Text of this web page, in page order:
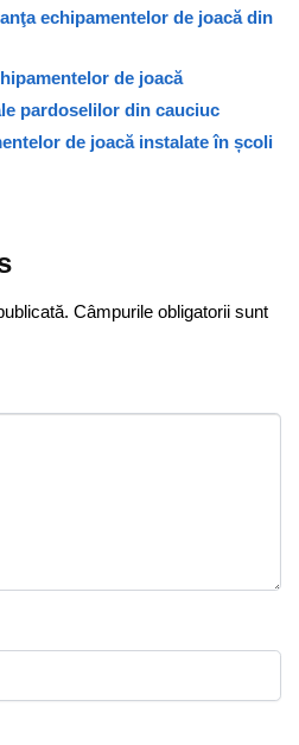
echipamentelor de joacă din
de joacă
pardoselilor din cauciuc
de joacă instalate în școli
Câmpurile obligatorii sunt